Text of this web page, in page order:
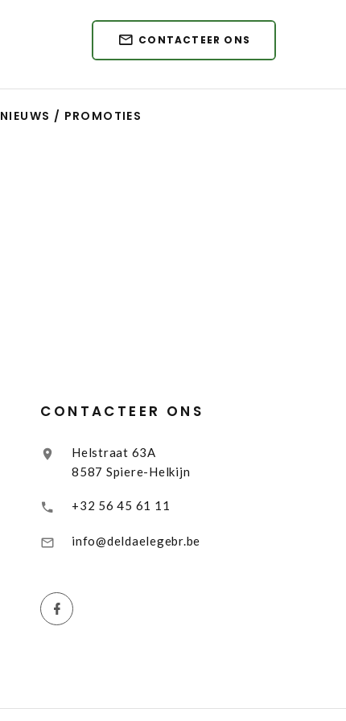
CONTACTEER ONS
NIEUWS / PROMOTIES
CONTACTEER ONS
Helstraat 63A
8587 Spiere-Helkijn
+32 56 45 61 11
info@deldaelegebr.be